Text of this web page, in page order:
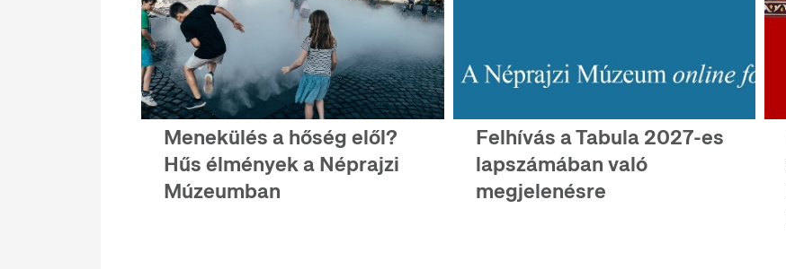
Menekülés a hőség elől?
Hűs élmények a Néprajzi
Múzeumban
Felhívás a Tabula 2027-es
lapszámában való
megjelenésre